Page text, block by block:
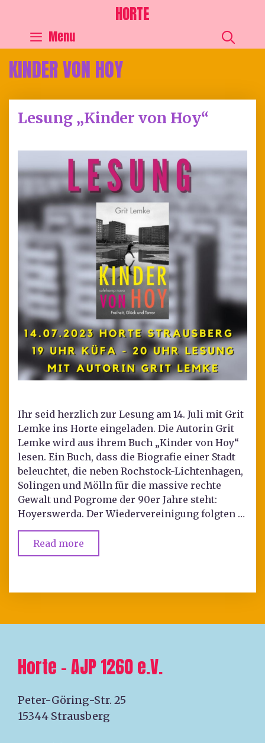
HORTE
Menu
KINDER VON HOY
Lesung „Kinder von Hoy“
Ihr seid herzlich zur Lesung am 14. Juli mit Grit
Lemke ins Horte eingeladen. Die Autorin Grit
Lemke wird aus ihrem Buch „Kinder von Hoy“
lesen. Ein Buch, dass die Biografie einer Stadt
beleuchtet, die neben Rochstock-Lichtenhagen,
Solingen und Mölln für die massive rechte
Gewalt und Pogrome der 90er Jahre steht:
Hoyerswerda. Der Wiedervereinigung folgten …
Read more
Horte – AJP 1260 e.V.
Peter-Göring-Str. 25
15344 Strausberg